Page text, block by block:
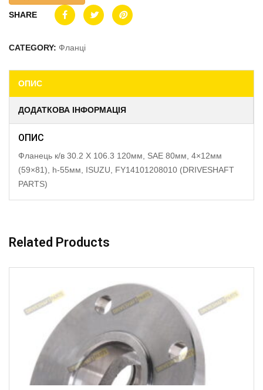
SHARE
CATEGORY: Фланці
ОПИС
ДОДАТКОВА ІНФОРМАЦІЯ
ОПИС
Фланець к/в 30.2 X 106.3 120мм, SAE 80мм, 4×12мм
(59×81), h-55мм, ISUZU, FY14101208010 (DRIVESHAFT
PARTS)
Related Products